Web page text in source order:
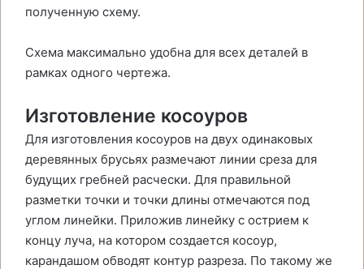
полученную схему.
Схема максимально удобна для всех деталей в
рамках одного чертежа.
Изготовление косоуров
Для изготовления косоуров на двух одинаковых
деревянных брусьях размечают линии среза для
будущих гребней расчески. Для правильной
разметки точки и точки длины отмечаются под
углом линейки. Приложив линейку с острием к
концу луча, на котором создается косоур,
карандашом обводят контур разреза. По такому же